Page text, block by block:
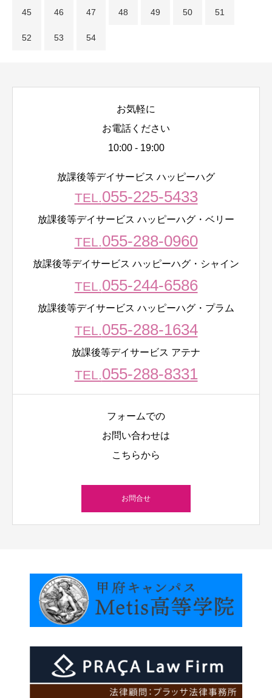
45 46 47 48 49 50 51
52 53 54
お気軽に
お電話ください
10:00 - 19:00
放課後等デイサービス ハッピーハグ
TEL.055-225-5433
放課後等デイサービス ハッピーハグ・ベリー
TEL.055-288-0960
放課後等デイサービス ハッピーハグ・シャイン
TEL.055-244-6586
放課後等デイサービス ハッピーハグ・プラム
TEL.055-288-1634
放課後等デイサービス アテナ
TEL.055-288-8331
フォームでの
お問い合わせは
こちらから
お問合せ